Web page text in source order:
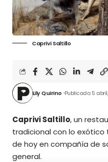
Caprivi Saltillo
Lily Quirino Publicado: 5
Caprivi Saltillo, un
tradicional con lo exótico
de hoy en compañía de
general.